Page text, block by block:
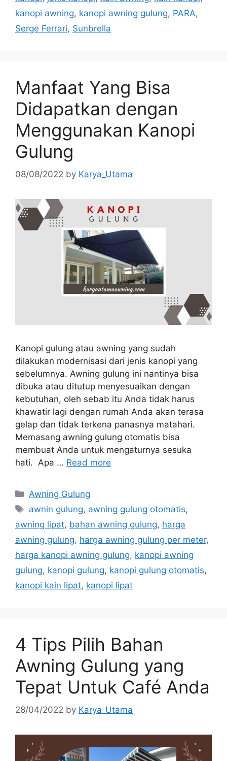
kanopi awning, kanopi awning gulung, PARA,
Serge Ferrari, Sunbrella
Manfaat Yang Bisa
Didapatkan dengan
Menggunakan Kanopi
Gulung
08/08/2022 by Karya_Utama
Kanopi gulung atau awning yang sudah
dilakukan modernisasi dari jenis kanopi yang
sebelumnya. Awning gulung ini nantinya bisa
dibuka atau ditutup menyesuaikan dengan
kebutuhan, oleh sebab itu Anda tidak harus
khawatir lagi dengan rumah Anda akan terasa
gelap dan tidak terkena panasnya matahari.
Memasang awning gulung otomatis bisa
membuat Anda untuk mengaturnya sesuka
hati. Apa … Read more
Categories
Awning Gulung
Tags
awnin gulung, awning gulung otomatis,
awning lipat, bahan awning gulung, harga
awning gulung, harga awning gulung per meter,
harga kanopi awning gulung, kanopi awning
gulung, kanopi gulung, kanopi gulung otomatis,
kanopi kain lipat, kanopi lipat
4 Tips Pilih Bahan
Awning Gulung yang
Tepat Untuk Café Anda
28/04/2022 by Karya_Utama